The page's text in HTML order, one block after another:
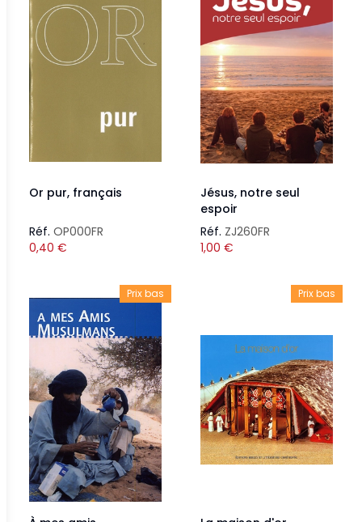
Or pur, français
Réf. OP000FR
0,40 €
Jésus, notre seul
espoir
Réf. ZJ260FR
1,00 €
Prix bas Prix bas